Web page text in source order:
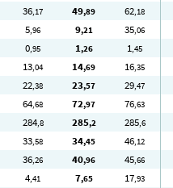
36,17 49,89 62,18
5,96 9,21 35,06
0,95 1,26 1,45
13,04 14,69 16,35
22,38 23,57 29,47
64,68 72,97 76,63
284,8 285,2 285,6
33,58 34,45 46,12
36,26 40,96 45,66
4,41 7,65 17,93